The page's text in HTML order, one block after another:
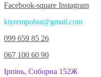
Facebook-square Instagram
kiyrempobut@gmail.com
099 659 85 26
067 100 60 90
Ірпінь, Соборна 152Ж